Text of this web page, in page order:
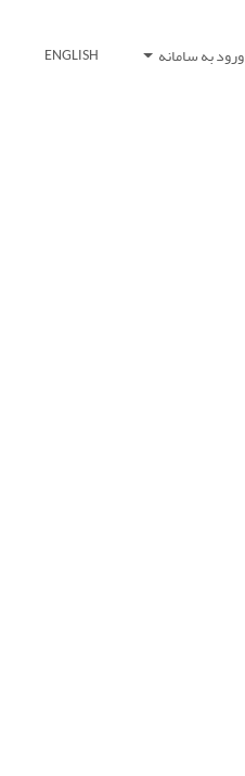
ورود به سامانه ENGLISH